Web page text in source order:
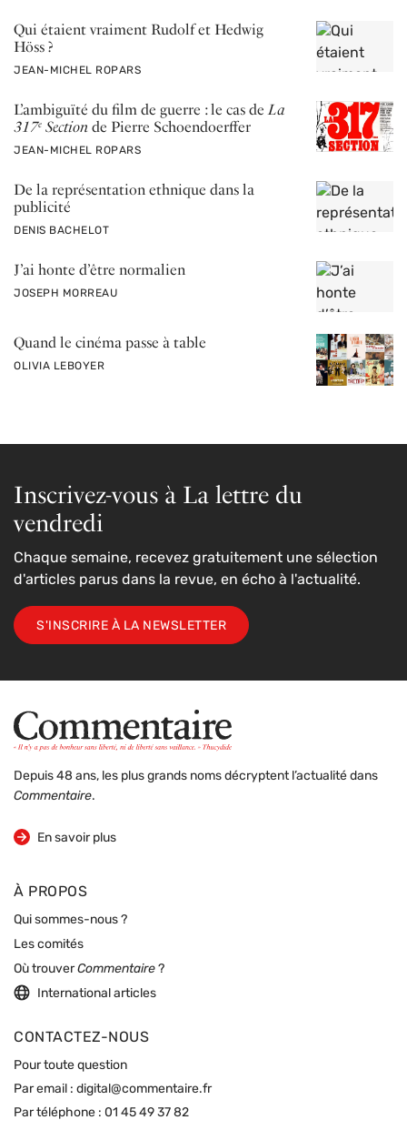
Qui étaient vraiment Rudolf et Hedwig
Höss ?
PAR
JEAN-MICHEL ROPARS
L’ ambiguïté du film de guerre : le cas de La
317e Section de Pierre Schoendoerffer
PAR
JEAN-MICHEL ROPARS
De la représentation ethnique dans la
publicité
PAR
DENIS BACHELOT
J’ai honte d’être normalien
PAR
JOSEPH MORREAU
Quand le cinéma passe à table
PAR
OLIVIA LEBOYER
Inscrivez-vous à La lettre du
vendredi
Chaque semaine, recevez gratuitement une sélection
d'articles parus dans la revue, en écho à l'actualité.
S'INSCRIRE À LA NEWSLETTER
Depuis 48 ans, les plus grands noms décryptent l’actualité dans
Commentaire.
En savoir plus
sur la revue
À PROPOS
Qui sommes-nous ?
Les comités
Où trouverCommentaire ?
International articles
CONTACTEZ-NOUS
Pour toute question
Par email : digital@commentaire.fr
Par téléphone : 01 45 49 37 82